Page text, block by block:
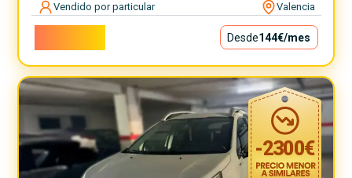
Vendido por particular Valencia
Desde144€/mes
-2300€